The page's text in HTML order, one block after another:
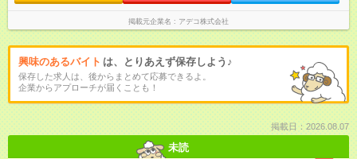
掲載元企業名 アデコ株式会社
興味のあるバイト は、とりあえず保存しよう♪
保存した求人は、後からまとめて応募できるよ。
企業からアプローチが届くことも！
掲載日：2026.08.07
未読